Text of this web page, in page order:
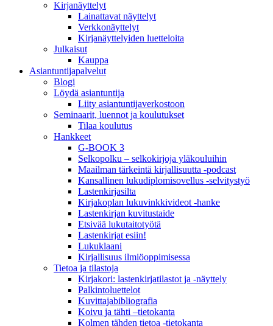
Kirjanäyttelyt
Lainattavat näyttelyt
Verkkonäyttelyt
Kirjanäyttelyiden luetteloita
Julkaisut
Kauppa
Asiantuntija­palvelut
Blogi
Löydä asiantuntija
Liity asiantuntijaverkostoon
Seminaarit, luennot ja koulutukset
Tilaa koulutus
Hankkeet
G-BOOK 3
Selkopolku – selkokirjoja yläkouluihin
Maailman tärkeintä kirjallisuutta -podcast
Kansallinen lukudiplomisovellus -selvitystyö
Lastenkirjasilta
Kirjakoplan lukuvinkkivideot -hanke
Lastenkirjan kuvitustaide
Etsivää lukutaitotyötä
Lastenkirjat esiin!
Lukuklaani
Kirjallisuus ilmiöoppimisessa
Tietoa ja tilastoja
Kirjakori: lastenkirjatilastot ja -näyttely
Palkintoluettelot
Kuvittaja­bibliografia
Koivu ja tähti –tietokanta
Kolmen tähden tietoa -tietokanta